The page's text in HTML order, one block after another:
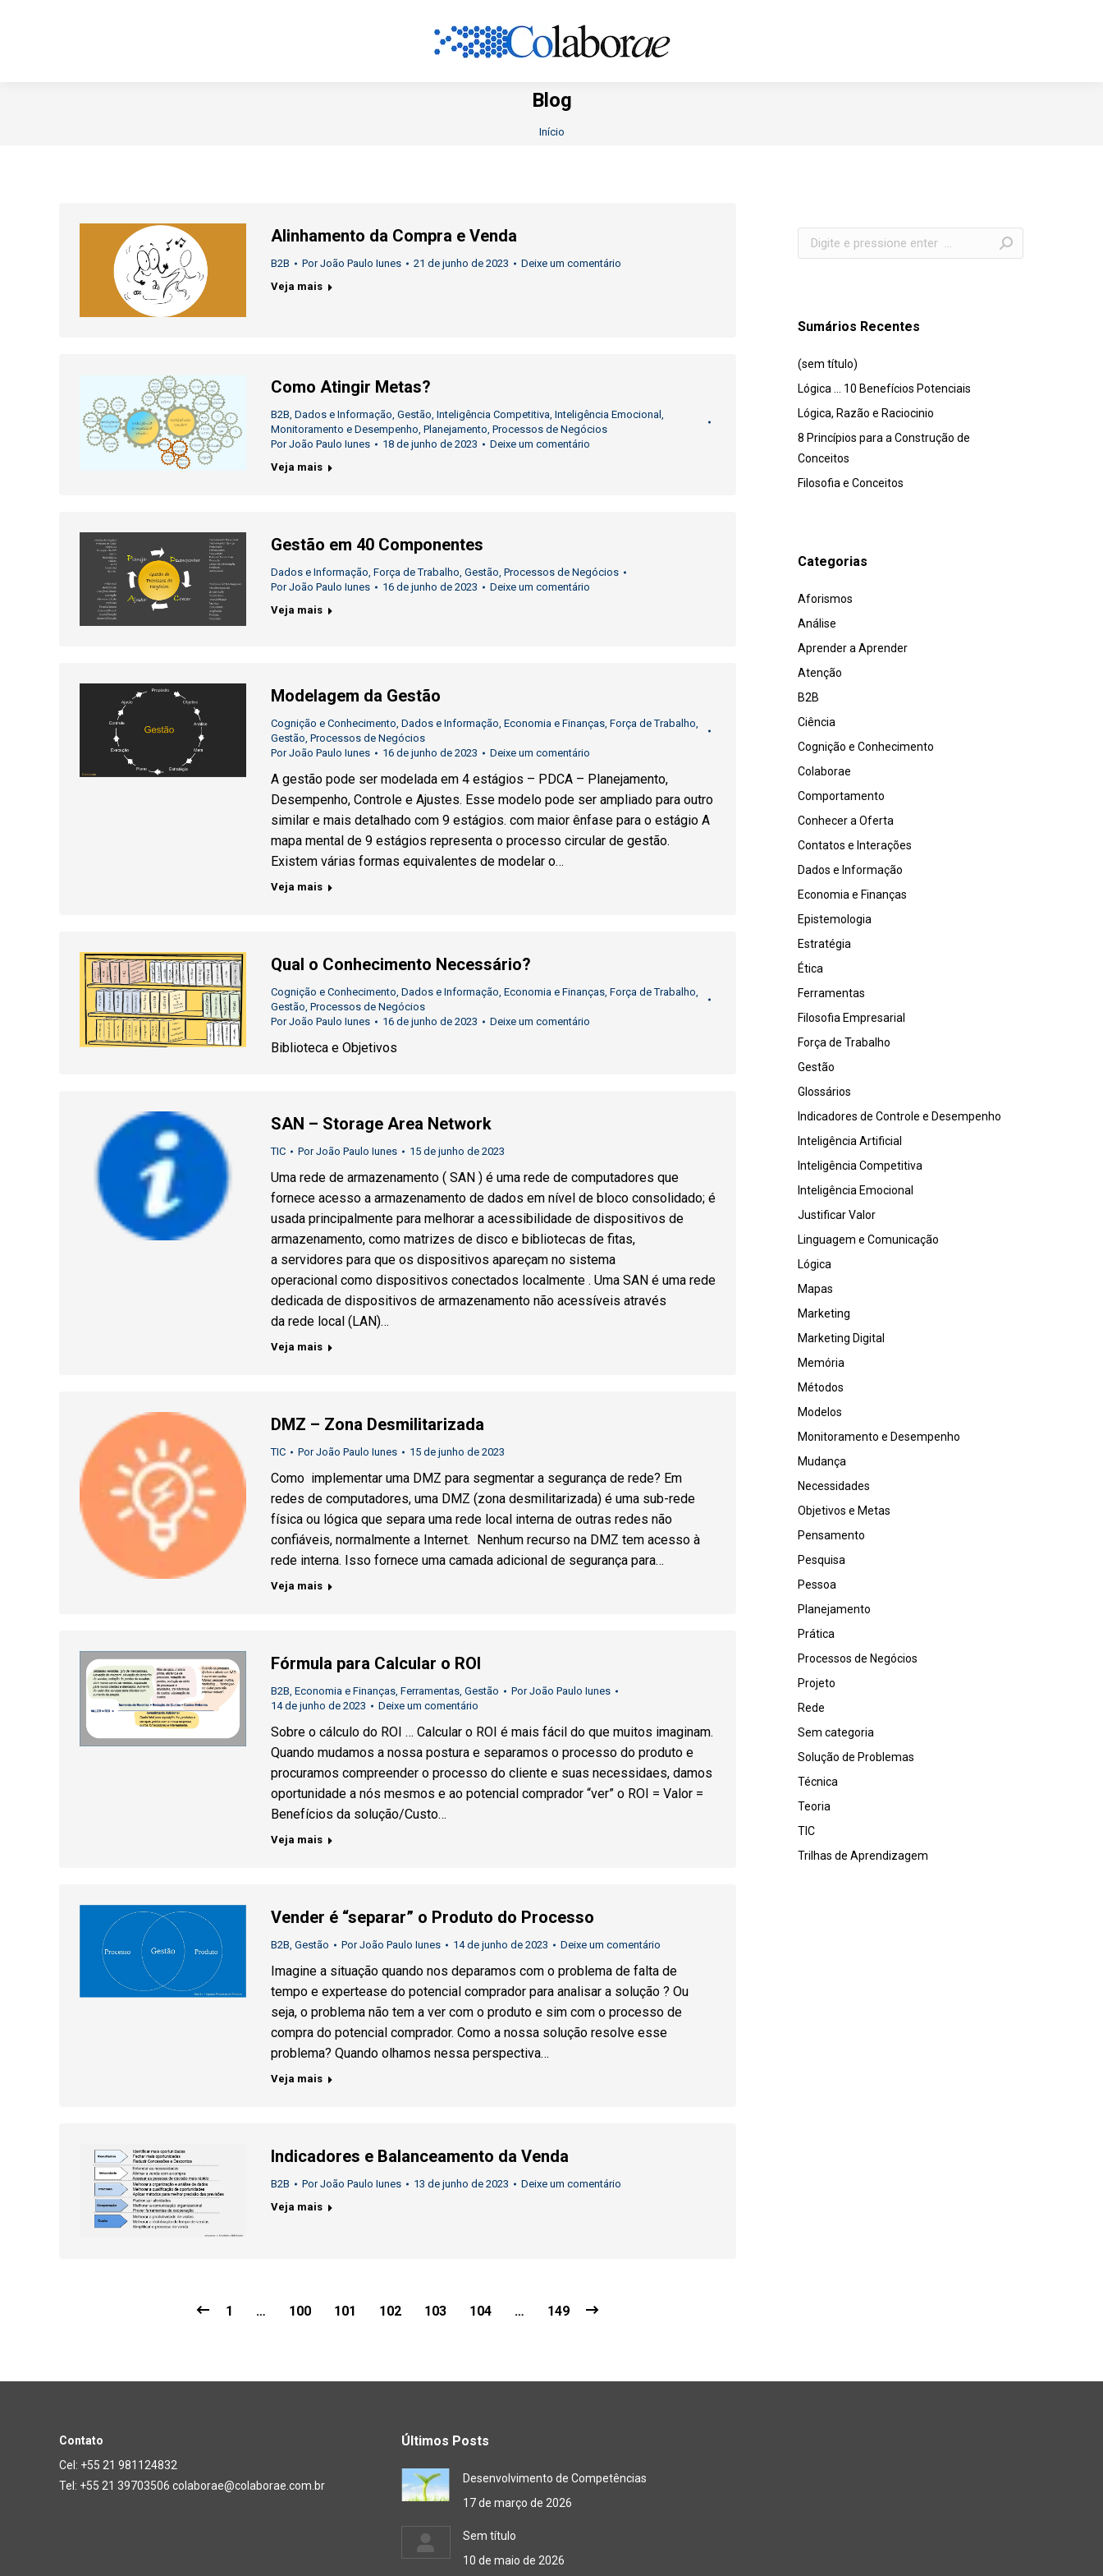
Blog
Você está aqui:
Início
Alinhamento da Compra e Venda
B2B PorJoão Paulo Iunes 21 de junho de 2023
Deixe um comentário
Veja mais
Como Atingir Metas?
B2B Dados e Informação Gestão Inteligência Competitiva Inteligência Emocional
Monitoramento e Desempenho Planejamento Processos de Negócios
PorJoão Paulo Iunes 18 de junho de 2023
Deixe um comentário
Veja mais
Gestão em 40 Componentes
Dados e Informação Força de Trabalho Gestão Processos de Negócios
PorJoão Paulo Iunes 16 de junho de 2023
Deixe um comentário
Veja mais
Modelagem da Gestão
Cognição e Conhecimento, Dados e Informação, Economia e Finanças, Força de Trabalho,
Gestão, Processos de Negócios
PorJoão Paulo Iunes 16 de junho de 2023 Deixe um comentário
A gestão pode ser modelada em 4 estágios – PDCA – Planejamento,
Desempenho, Controle e Ajustes. Esse modelo pode ser ampliado para outro
similar e mais detalhado com 9 estágios. com maior ênfase para o estágio A
mapa mental de 9 estágios representa o processo circular de gestão.
Existem várias formas equivalentes de modelar o…
Veja mais
Qual o Conhecimento Necessário?
Cognição e Conhecimento, Dados e Informação, Economia e Finanças, Força de Trabalho,
Gestão, Processos de Negócios
PorJoão Paulo Iunes 16 de junho de 2023 Deixe um comentário
Biblioteca e Objetivos
SAN – Storage Area Network
TIC PorJoão Paulo Iunes 15 de junho de 2023
Uma rede de armazenamento ( SAN ) é uma rede de computadores que
fornece acesso a armazenamento de dados em nível de bloco consolidado; é
usada principalmente para melhorar a acessibilidade de dispositivos de
armazenamento, como matrizes de disco e bibliotecas de fitas,
a servidores para que os dispositivos apareçam no sistema
operacional como dispositivos conectados localmente . Uma SAN é uma rede
dedicada de dispositivos de armazenamento não acessíveis através
da rede local (LAN)…
Veja mais
DMZ – Zona Desmilitarizada
TIC PorJoão Paulo Iunes 15 de junho de 2023
Como implementar uma DMZ para segmentar a segurança de rede? Em
redes de computadores, uma DMZ (zona desmilitarizada) é uma sub-rede
física ou lógica que separa uma rede local interna de outras redes não
confiáveis, normalmente a Internet. Nenhum recurso na DMZ tem acesso à
rede interna. Isso fornece uma camada adicional de segurança para…
Veja mais
Fórmula para Calcular o ROI
B2B, Economia e Finanças, Ferramentas, Gestão PorJoão Paulo Iunes
14 de junho de 2023
Deixe um comentário
Sobre o cálculo do ROI … Calcular o ROI é mais fácil do que muitos imaginam.
Quando mudamos a nossa postura e separamos o processo do produto e
procuramos compreender o processo do cliente e suas necessidaes, damos
oportunidade a nós mesmos e ao potencial comprador “ver” o ROI = Valor =
Benefícios da solução/Custo…
Veja mais
Vender é “separar” o Produto do Processo
B2B, Gestão PorJoão Paulo Iunes 14 de junho de 2023 Deixe um comentário
Imagine a situação quando nos deparamos com o problema de falta de
tempo e expertease do potencial comprador para analisar a solução ? Ou
seja, o problema não tem a ver com o produto e sim com o processo de
compra do potencial comprador. Como a nossa solução resolve esse
problema? Quando olhamos nessa perspectiva…
Veja mais
Indicadores e Balanceamento da Venda
B2B PorJoão Paulo Iunes 13 de junho de 2023
Deixe um comentário
Veja mais
1 … 100 101 102 103 104 … 149
Search:
Sumários Recentes
(sem título)
Lógica … 10 Benefícios Potenciais
Lógica, Razão e Raciocinio
8 Princípios para a Construção de
Conceitos
Filosofia e Conceitos
Categorias
Aforismos
Análise
Aprender a Aprender
Atenção
B2B
Ciência
Cognição e Conhecimento
Colaborae
Comportamento
Conhecer a Oferta
Contatos e Interações
Dados e Informação
Economia e Finanças
Epistemologia
Estratégia
Ética
Ferramentas
Filosofia Empresarial
Força de Trabalho
Gestão
Glossários
Indicadores de Controle e Desempenho
Inteligência Artificial
Inteligência Competitiva
Inteligência Emocional
Justificar Valor
Linguagem e Comunicação
Lógica
Mapas
Marketing
Marketing Digital
Memória
Métodos
Modelos
Monitoramento e Desempenho
Mudança
Necessidades
Objetivos e Metas
Pensamento
Pesquisa
Pessoa
Planejamento
Prática
Processos de Negócios
Projeto
Rede
Sem categoria
Solução de Problemas
Técnica
Teoria
TIC
Trilhas de Aprendizagem
Contato
Cel: +55 21 981124832
Tel: +55 21 39703506 colaborae@colaborae.com.br
Últimos Posts
Desenvolvimento de Competências
17 de março de 2026
Sem título
10 de maio de 2026